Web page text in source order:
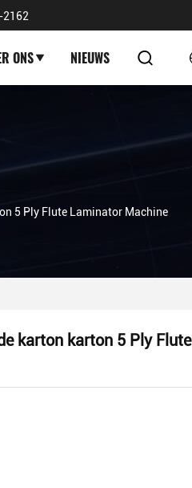
ONS NIEUWS
5 Ply Flute Laminator Machine
karton karton 5 Ply Flute